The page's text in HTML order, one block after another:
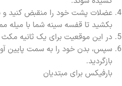
عضلات پشت خود را منقبض کنید و
بکشید تا قفسه سینه شما با میله
در این موقعیت برای یک ثانیه مکث
سپس، بدن خود را به سمت پایین
بازگردید.
بارفیکس برای مبتدیان